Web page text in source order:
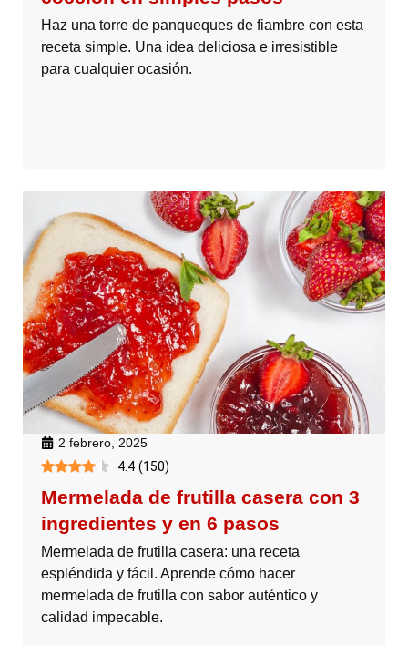
Haz una torre de panqueques de fiambre con esta
receta simple. Una idea deliciosa e irresistible
para cualquier ocasión.
2 febrero, 2025
4.4 (150)
Mermelada de frutilla casera con 3
ingredientes y en 6 pasos
Mermelada de frutilla casera: una receta
espléndida y fácil. Aprende cómo hacer
mermelada de frutilla con sabor auténtico y
calidad impecable.